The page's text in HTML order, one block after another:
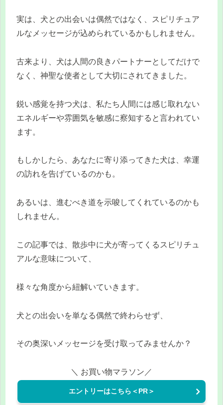
実は、犬との出会いは偶然ではなく、スピリチュア
ルなメッセージが込められているかもしれません。
古来より、犬は人間の良きパートナーとしてだけで
なく、神聖な使者として大切にされてきました。
鋭い感覚を持つ犬は、私たち人間には感じ取れない
エネルギーや雰囲気を敏感に察知すると言われてい
ます。
もしかしたら、あなたに寄り添ってきた犬は、幸運
の訪れを告げているのかも。
あるいは、進むべき道を示唆してくれているのかも
しれません。
この記事では、散歩中に犬が寄ってくるスピリチュ
アルな意味について、
様々な角度から紐解いていきます。
犬との出会いを単なる偶然で終わらせず、
その奥深いメッセージを受け取ってみませんか？
＼ お買い物マラソン／
エントリーはこちら＜PR＞